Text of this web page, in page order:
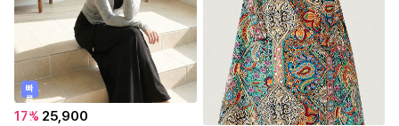
빠
른
출
발
17% 25,900